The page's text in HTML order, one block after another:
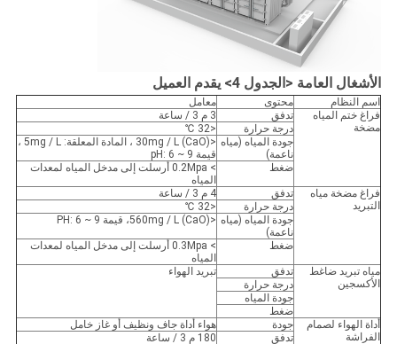
الأشغال العامة <الجدول 4 > يقدم العميل
اسم النظام محتوى
معامل
فراغ ختم المياه
مضخة
تدفق
3 م 3 / ساعة
درجة حرارة
<32 ℃
جودة المياه (مياه
ناعمة)
<30mg / L (CaO) ، المادة المعلقة: 5mg / L ،
قيمة pH: 6 ~ 9
ضغط
> 0.2Mpa أرسلت إلى مدخل المياه لمعدات
المياه
فراغ مضخة مياه
التبريد
تدفق
4 م 3 / ساعة
درجة حرارة
<32 ℃
جودة المياه (مياه
ناعمة)
<560mg / L (CaO)، قيمة PH: 6 ~ 9
ضغط
> 0.3Mpa أرسلت إلى مدخل المياه لمعدات
المياه
مياه تبريد ضاغط
الأكسجين
تدفق
تبريد الهواء
درجة حرارة
جودة المياه
ضغط
أداة الهواء لصمام
الفراشة
جودة
هواء أداة جاف ونظيف أو غاز خامل
تدفق
180 م 3 / ساعة